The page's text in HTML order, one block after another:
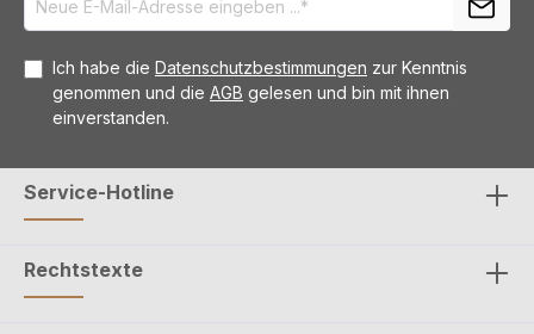
Ich habe die Datenschutzbestimmungen zur Kenntnis
genommen und die AGB gelesen und bin mit ihnen
einverstanden.
Service-Hotline
Rechtstexte